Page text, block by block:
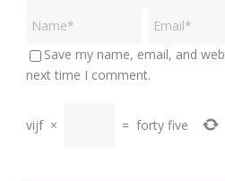
Save my name, email, and
next time I comment.
vijf × = forty five